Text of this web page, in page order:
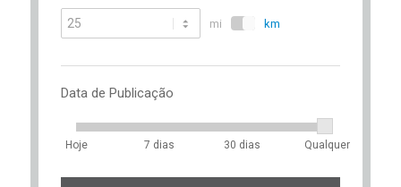
mi km
Data de Publicação
Hoje 7 dias 30 dias Qualquer